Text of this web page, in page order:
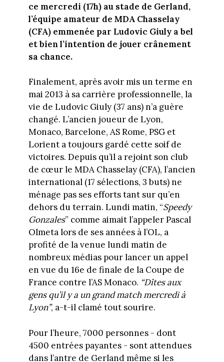
ce mercredi (17h) au stade de Gerland,
l’équipe amateur de MDA Chasselay
(CFA) emmenée par Ludovic Giuly a bel
et bien l’intention de jouer crânement
sa chance.
Finalement, après avoir mis un terme en
mai 2013 à sa carrière professionnelle, la
vie de Ludovic Giuly (37 ans) n’a guère
changé. L’ancien joueur de Lyon,
Monaco, Barcelone, AS Rome, PSG et
Lorient a toujours gardé cette soif de
victoires. Depuis qu’il a rejoint son club
de cœur le MDA Chasselay (CFA), l’ancien
international (17 sélections, 3 buts) ne
ménage pas ses efforts tant sur qu’en
dehors du terrain. Lundi matin, “Speedy
Gonzales” comme aimait l’appeler Pascal
Olmeta lors de ses années à l’OL, a
profité de la venue lundi matin de
nombreux médias pour lancer un appel
en vue du 16e de finale de la Coupe de
France contre l’AS Monaco. “Dîtes aux
gens qu’il y a un grand match mercredi à
Lyon”, a-t-il clamé tout sourire.
Pour l’heure, 7000 personnes - dont
4500 entrées payantes - sont attendues
dans l’antre de Gerland même si les